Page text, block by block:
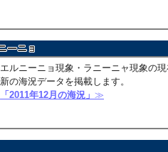
エルニーニョ現象・ラニーニャ現象の
新の海況データを掲載します。
「2011年12月の海況」 ≫